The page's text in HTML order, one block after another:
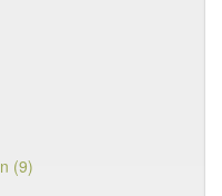
(9)